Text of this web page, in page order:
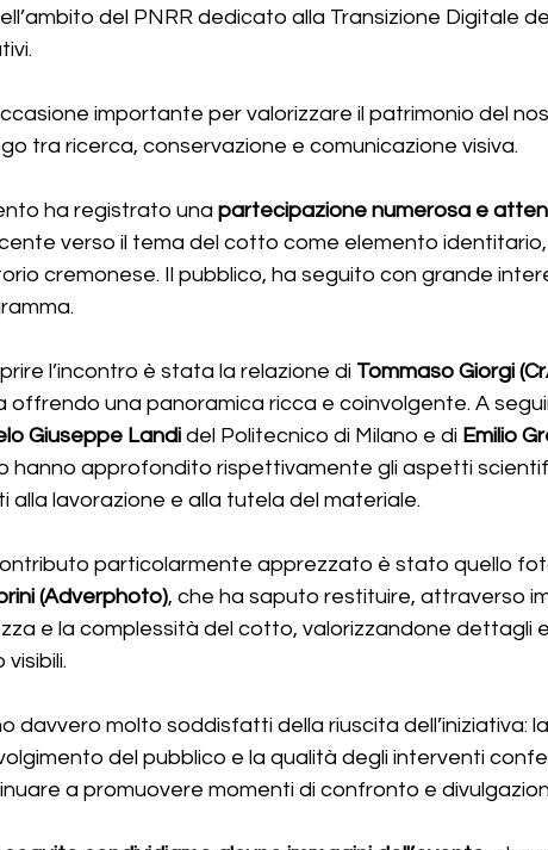
del PNRR dedicato alla Transizione Digitale
importante per valorizzare il patrimonio del
tra ricerca, conservazione e comunicazione visiva.
ha registrato una partecipazione numerosa e
verso il tema del cotto come elemento
cremonese. Il pubblico, ha seguito con grande
l’incontro è stata la relazione di Tommaso Giorgi
offrendo una panoramica ricca e coinvolgente. A
Giuseppe Landi del Politecnico di Milano e di Emilio
hanno approfondito rispettivamente gli aspetti
alla lavorazione e alla tutela del materiale.
particolarmente apprezzato è stato quello
(Adverphoto), che ha saputo restituire, attraverso
e la complessità del cotto, valorizzandone dettagli
visibili.
davvero molto soddisfatti della riuscita dell’iniziativa:
del pubblico e la qualità degli interventi
a promuovere momenti di confronto e